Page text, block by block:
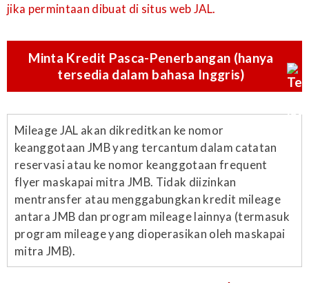
jika permintaan dibuat di situs web JAL.
Minta Kredit Pasca-Penerbangan (hanya
tersedia dalam bahasa Inggris)
Mileage JAL akan dikreditkan ke nomor
keanggotaan JMB yang tercantum dalam catatan
reservasi atau ke nomor keanggotaan frequent
flyer maskapai mitra JMB. Tidak diizinkan
mentransfer atau menggabungkan kredit mileage
antara JMB dan program mileage lainnya (termasuk
program mileage yang dioperasikan oleh maskapai
mitra JMB).